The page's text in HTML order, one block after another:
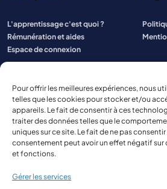
Pour offrir les meilleures expériences, nous
telles que les cookies pour stocker et/ou
appareils. Le fait de consentir à ces
traiter des données telles que le
uniques sur ce site. Le fait de ne pas
consentement peut avoir un effet négatif
et fonctions.
Gérer les services
L'apprentissage c'est quoi ?
Rémunération et aides
Espace de connexion